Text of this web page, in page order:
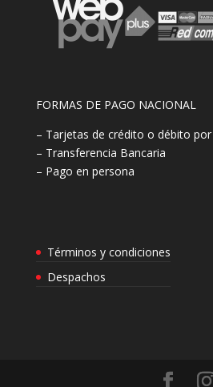
FORMAS DE PAGO NACIONAL
– Tarjetas de crédito o débito
– Transferencia Bancaria
– Pago en persona
Términos y condiciones
Despachos